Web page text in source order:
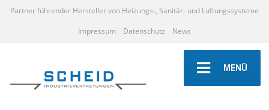
Partner führender Hersteller von Heizungs-, Sanitär- und Lüftungssysteme
Impressum
Datenschutz News
MENÜ